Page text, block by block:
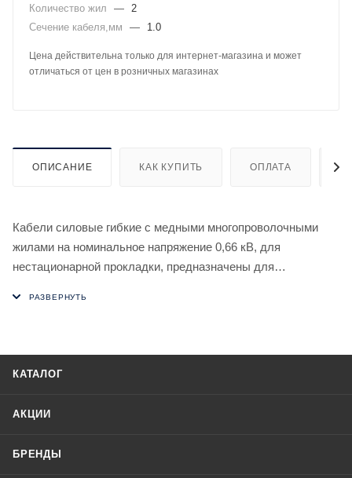
Количество жил
— 2
Сечение кабеля,мм
— 1.0
Цена действительна только для интернет-магазина и может
отличаться от цен в розничных магазинах
ОПИСАНИЕ КАК КУПИТЬ ОПЛАТА
Кабели силовые гибкие с медными многопроволочными
жилами на номинальное напряжение 0,66 кВ, для
нестационарной прокладки, предназначены для
КАТАЛОГ
АКЦИИ
БРЕНДЫ